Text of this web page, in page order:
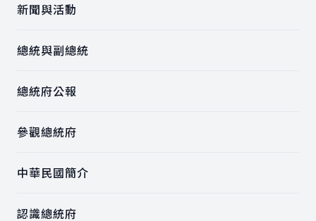
新聞與活動
總統與副總統
總統府公報
參觀總統府
中華民國簡介
認識總統府